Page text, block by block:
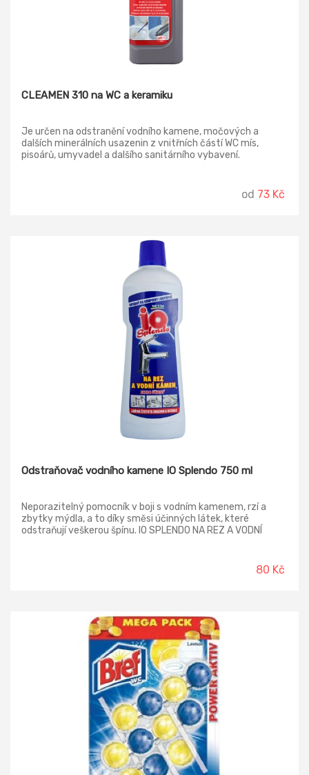
CLEAMEN 310 na WC a keramiku
Je určen na odstranění vodního kamene, močových a
dalších minerálních usazenin z vnitřních částí WC mís,
pisoárů, umyvadel a dalšího sanitárního vybavení.
od 73 Kč
Odstraňovač vodního kamene IO Splendo 750 ml
Neporazitelný pomocník v boji s vodním kamenem, rzí a
zbytky mýdla, a to díky směsi účinných látek, které
odstraňují veškerou špínu. IO SPLENDO NA REZ A VODNÍ
80 Kč